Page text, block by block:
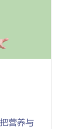
营养与